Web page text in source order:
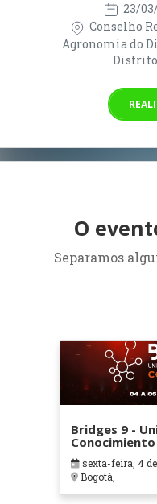
23/
Conselho
Agronomia do
Distrito
O
Separamos
Bridges 9 -
Conocimiento
sexta-feira, 4
Bogotá,